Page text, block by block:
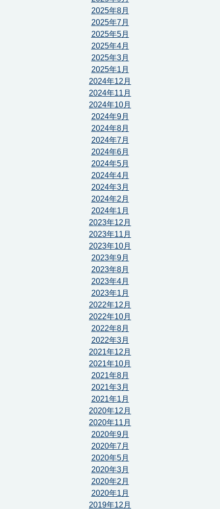
2025年8月
2025年7月
2025年5月
2025年4月
2025年3月
2025年1月
2024年12月
2024年11月
2024年10月
2024年9月
2024年8月
2024年7月
2024年6月
2024年5月
2024年4月
2024年3月
2024年2月
2024年1月
2023年12月
2023年11月
2023年10月
2023年9月
2023年8月
2023年4月
2023年1月
2022年12月
2022年10月
2022年8月
2022年3月
2021年12月
2021年10月
2021年8月
2021年3月
2021年1月
2020年12月
2020年11月
2020年9月
2020年7月
2020年5月
2020年3月
2020年2月
2020年1月
2019年12月